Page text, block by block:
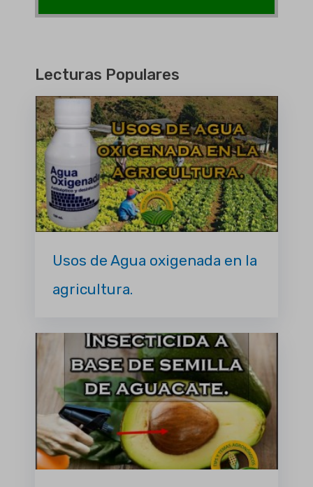
Lecturas Populares
Usos de Agua oxigenada en la
agricultura.